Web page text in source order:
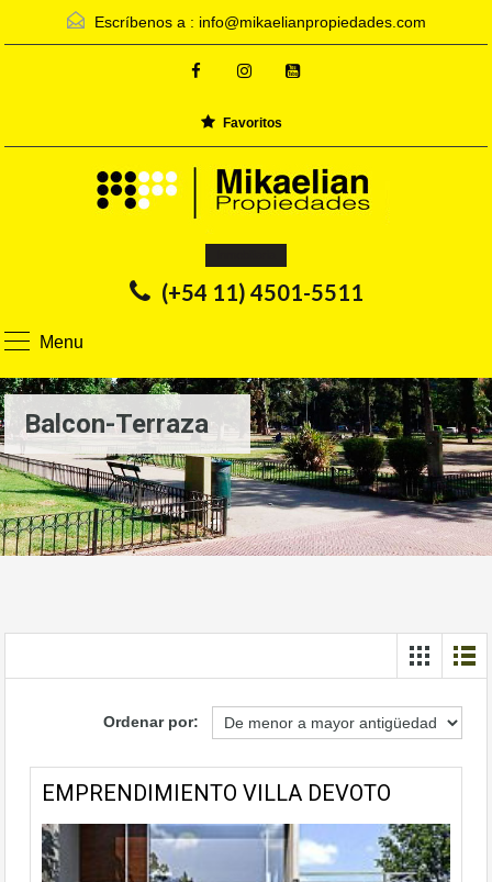
Escríbenos a : info@mikaelianpropiedades.com
Favoritos
(+54 11) 4501-5511
Menu
Balcon-Terraza
Ordenar por:
EMPRENDIMIENTO VILLA DEVOTO